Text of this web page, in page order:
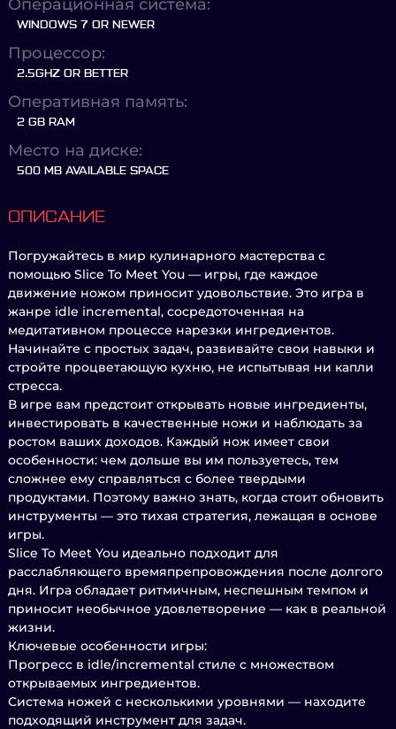
Операционная система:
WINDOWS 7 OR NEWER
Процессор:
2.5GHZ OR BETTER
Оперативная память:
2 GB RAM
Место на диске:
500 MB AVAILABLE SPACE
ОПИСАНИЕ
Погружайтесь в мир кулинарного мастерства с
помощью Slice To Meet You — игры, где каждое
движение ножом приносит удовольствие. Это игра в
жанре idle incremental, сосредоточенная на
медитативном процессе нарезки ингредиентов.
Начинайте с простых задач, развивайте свои навыки и
стройте процветающую кухню, не испытывая ни капли
стресса.
В игре вам предстоит открывать новые ингредиенты,
инвестировать в качественные ножи и наблюдать за
ростом ваших доходов. Каждый нож имеет свои
особенности: чем дольше вы им пользуетесь, тем
сложнее ему справляться с более твердыми
продуктами. Поэтому важно знать, когда стоит обновить
инструменты — это тихая стратегия, лежащая в основе
игры.
Slice To Meet You идеально подходит для
расслабляющего времяпрепровождения после долгого
дня. Игра обладает ритмичным, неспешным темпом и
приносит необычное удовлетворение — как в реальной
жизни.
Ключевые особенности игры:
Прогресс в idle/incremental стиле с множеством
открываемых ингредиентов.
Система ножей с несколькими уровнями — находите
подходящий инструмент для задач.